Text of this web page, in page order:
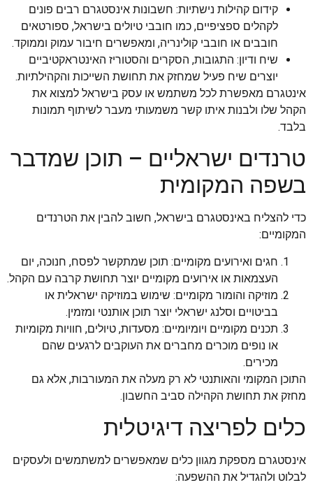
קידום קהילות נישתיות: חשבונות אינסטגרם רבים פונים
לקהלים ספציפיים, כמו חובבי טיולים בישראל, ספורטאים
חובבים או חובבי קולינריה, ומאפשרים חיבור עמוק וממוקד.
שיח ודיון: התגובות, הסקרים והסטוריז האינטראקטיביים
יוצרים שיח פעיל שמחזק את תחושת השייכות והקהילתיות.
אינטגרם מאפשרת לכל משתמש או עסק בישראל למצוא את
הקהל שלו ולבנות איתו קשר משמעותי מעבר לשיתוף תמונות
בלבד.
טרנדים ישראליים – תוכן שמדבר
בשפה המקומית
כדי להצליח באינסטגרם בישראל, חשוב להבין את הטרנדים
המקומיים:
חגים ואירועים מקומיים: תוכן שמתקשר לפסח, חנוכה, יום
העצמאות או אירועים מקומיים יוצר תחושת קרבה עם הקהל.
מוזיקה והומור מקומיים: שימוש במוזיקה ישראלית או
בביטויים וסלנג ישראלי יוצר תוכן אותנטי ומזמין.
תכנים מקומיים ויומיומיים: מסעדות, טיולים, חוויות מקומיות
או נופים מוכרים מחברים את העוקבים לרגעים שהם
מכירים.
התוכן המקומי והאותנטי לא רק מעלה את המעורבות, אלא גם
מחזק את תחושת הקהילה סביב החשבון.
כלים לפריצה דיגיטלית
אינסטגרם מספקת מגוון כלים שמאפשרים למשתמשים ולעסקים
לבלוט ולהגדיל את ההשפעה: